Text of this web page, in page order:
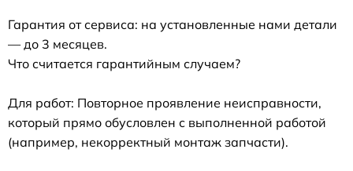
Гарантия от сервиса: на установленные нами детали
— до 3 месяцев.
Что считается гарантийным случаем?
Для работ: Повторное проявление неисправности,
который прямо обусловлен с выполненной работой
(например, некорректный монтаж запчасти).